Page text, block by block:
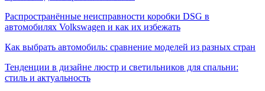
Распространённые неисправности коробки DSG в
автомобилях Volkswagen и как их избежать
Как выбрать автомобиль: сравнение моделей из разных стран
Тенденции в дизайне люстр и светильников для спальни:
стиль и актуальность